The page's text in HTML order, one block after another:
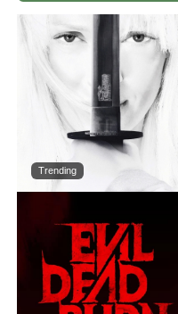
Trending